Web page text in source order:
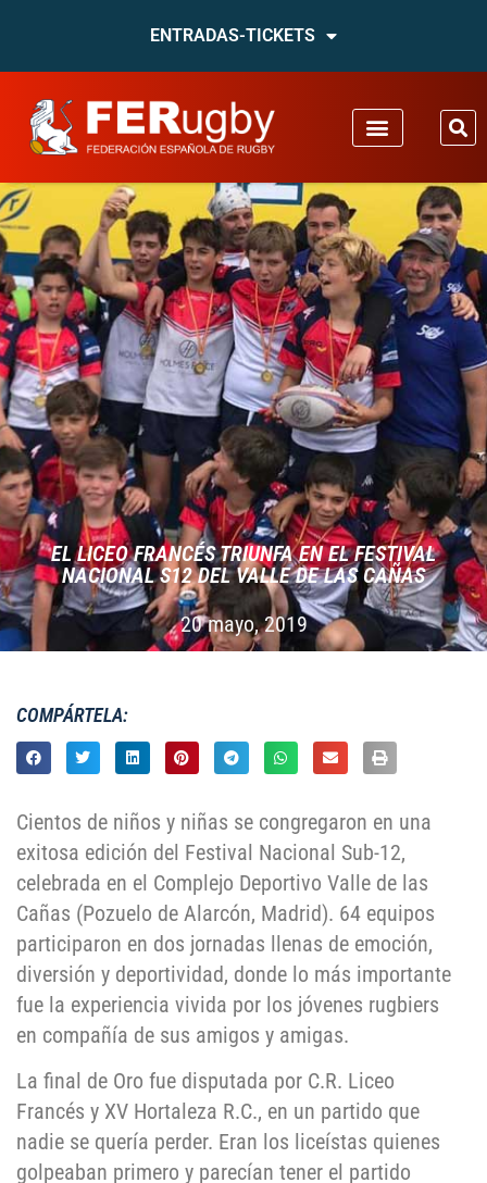
ENTRADAS-TICKETS
EL LICEO FRANCÉS TRIUNFA EN EL FESTIVAL
NACIONAL S12 DEL VALLE DE LAS CAÑAS
20 mayo, 2019
COMPÁRTELA:
Cientos de niños y niñas se congregaron en una
exitosa edición del Festival Nacional Sub-12,
celebrada en el Complejo Deportivo Valle de las
Cañas (Pozuelo de Alarcón, Madrid). 64 equipos
participaron en dos jornadas llenas de emoción,
diversión y deportividad, donde lo más importante
fue la experiencia vivida por los jóvenes rugbiers
en compañía de sus amigos y amigas.
La final de Oro fue disputada por C.R. Liceo
Francés y XV Hortaleza R.C., en un partido que
nadie se quería perder. Eran los liceístas quienes
golpeaban primero y parecían tener el partido